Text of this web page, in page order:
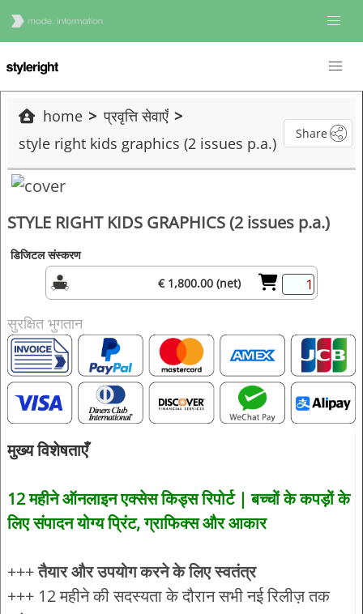
home
प्रवृत्ति सेवाएँ
style right kids graphics (2 issues p.a.)
Share
STYLE RIGHT KIDS GRAPHICS (2 issues p.a.)
डिजिटल संस्करण
€ 1,800.00 (net)
सुरक्षित भुगतान
मुख्य विशेषताएँ
12 महीने ऑनलाइन एक्सेस किड्स रिपोर्ट | बच्चों के कपड़ों के
लिए संपादन योग्य प्रिंट, ग्राफिक्स और आकार
+++तैयार और उपयोग करने के लिए स्वतंत्र
+++ 12 महीने की सदस्यता के दौरान सभी नई रिलीज़ तक